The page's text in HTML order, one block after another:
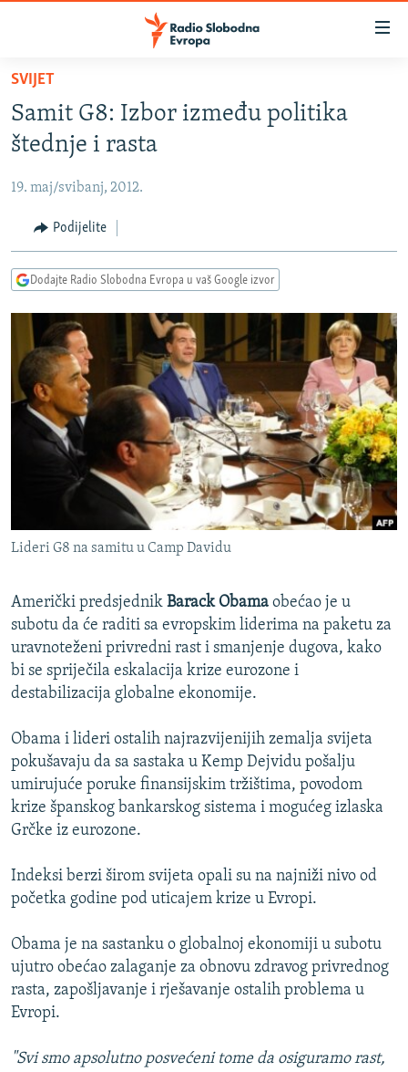
Pređite
glavni
sadržaj
na
navigaciju
Pređite
na
BOSNA I HERCEGOVINA
KOSOVO
CRNA GORA
VIDEO
FOTOGALERIJE
INFOGRAFIKE
PODCASTI
RAT U UKRAJINI
KINA NA BALKANU
RSE PRIČE IZ SVIJETA
ISPRIČAJ MI
DNEVNO@RSE
SPECIJALI RSE
POPLAVE I KLIZIŠTA U BIH 2024.
TV LIBERTY
POST SCRIPTUM
MOJA EVROPA
SVE KARTE DEJTONA
NASTANAK I RASPAD JUGOSLAVIJE
PRATITE NAS
Sve RFE/RL stranice
SVIJET
Samit G8: Izbor između politika
štednje i rasta
19. maj/svibanj, 2012.
Podijelite
Dodajte Radio Slobodna Evropa u vaš Google izvor
Lideri G8 na samitu u Camp Davidu
Američki predsjednik Barack Obama obećao je u
subotu da će raditi sa evropskim liderima na paketu za
uravnoteženi privredni rast i smanjenje dugova, kako
bi se spriječila eskalacija krize eurozone i
destabilizacija globalne ekonomije.
Obama i lideri ostalih najrazvijenijih zemalja svijeta
pokušavaju da sa sastaka u Kemp Dejvidu pošalju
umirujuće poruke finansijskim tržištima, povodom
krize španskog bankarskog sistema i mogućeg izlaska
Grčke iz eurozone.
Indeksi berzi širom svijeta opali su na najniži nivo od
početka godine pod uticajem krize u Evropi.
Obama je na sastanku o globalnoj ekonomiji u subotu
ujutro obećao zalaganje za obnovu zdravog privrednog
rasta, zapošljavanje i rješavanje ostalih problema u
Evropi.
"Svi smo apsolutno posvećeni tome da osiguramo rast,